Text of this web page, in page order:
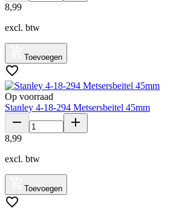
8,99
excl. btw
Toevoegen
Op voorraad
Stanley 4-18-294 Metsersbeitel 45mm
8,99
excl. btw
Toevoegen